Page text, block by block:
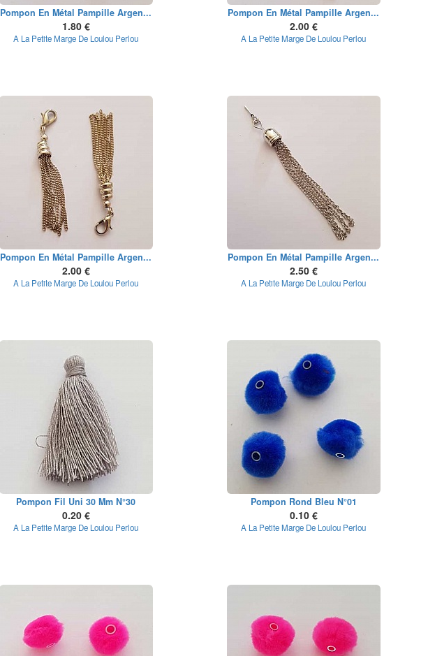
Pompon En Métal Pampille Argen...
1.80 €
A La Petite Marge De Loulou Perlou
Pompon En Métal Pampille Argen...
2.00 €
A La Petite Marge De Loulou Perlou
Pompon En Métal Pampille Argen...
2.00 €
A La Petite Marge De Loulou Perlou
Pompon En Métal Pampille Argen...
2.50 €
A La Petite Marge De Loulou Perlou
Pompon Fil Uni 30 Mm N°30
0.20 €
A La Petite Marge De Loulou Perlou
Pompon Rond Bleu N°01
0.10 €
A La Petite Marge De Loulou Perlou